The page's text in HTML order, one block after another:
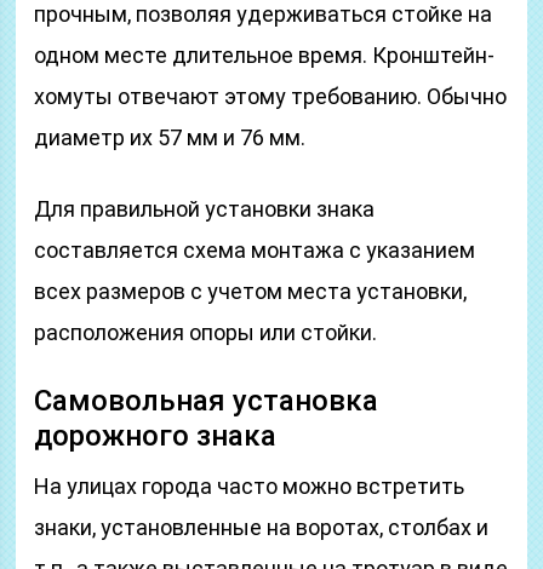
прочным, позволяя удерживаться стойке на
одном месте длительное время. Кронштейн-
хомуты отвечают этому требованию. Обычно
диаметр их 57 мм и 76 мм.
Для правильной установки знака
составляется схема монтажа с указанием
всех размеров с учетом места установки,
расположения опоры или стойки.
Самовольная установка
дорожного знака
На улицах города часто можно встретить
знаки, установленные на воротах, столбах и